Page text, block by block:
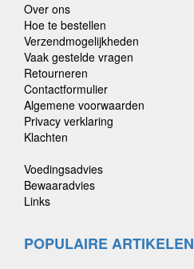
Over ons
Hoe te bestellen
Verzendmogelijkheden
Vaak gestelde vragen
Retourneren
Contactformulier
Algemene voorwaarden
Privacy verklaring
Klachten
Voedingsadvies
Bewaaradvies
Links
POPULAIRE ARTIKELEN